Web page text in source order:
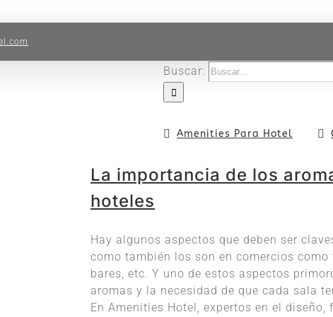
Buscar:
Amenities Para Hotel
La importancia de los
hoteles
Hay algunos aspectos que deben ser
como también los son en comercios como
bares, etc. Y uno de estos aspectos
aromas y la necesidad de que cada sala
En Amenities Hotel, expertos en el diseño,